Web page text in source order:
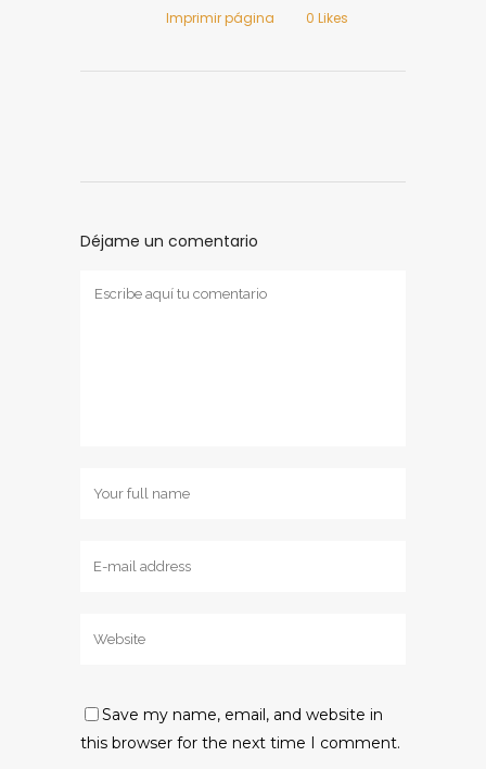
Imprimir página 0 Likes
Déjame un comentario
Save my name, email, and website in
this browser for the next time I comment.